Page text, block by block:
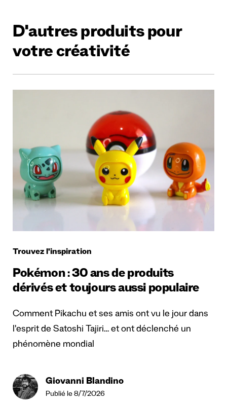
D'autres produits pour
votre créativité
Trouvez l'inspiration
Pokémon : 30 ans de produits
dérivés et toujours aussi populaire
Comment Pikachu et ses amis ont vu le jour dans
l'esprit de Satoshi Tajiri… et ont déclenché un
phénomène mondial
Giovanni Blandino
Publié le 8/7/2026